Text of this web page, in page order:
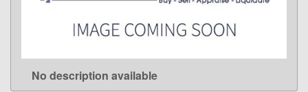
LEARN MORE
No description available